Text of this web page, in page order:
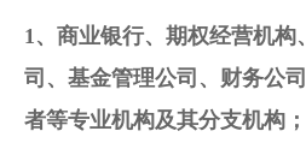
1、 商业银行、期权经营机构
司、 基金管理公司、 财务公
者等专业机构及其分支机构；